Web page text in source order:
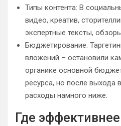
Типы контента: В
видео, креатив,
экспертные тексты,
Бюджетирование:
вложений – остановили
органике основной
ресурса, но после
расходы намного ниже.
Где